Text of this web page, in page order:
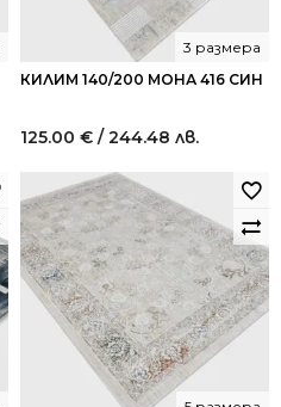
КИЛИМ 140/200 МОНА 416 СИН
3 размера
125.00 € / 244.48 лв.